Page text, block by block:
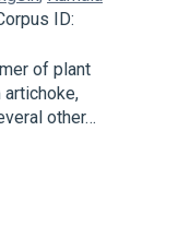
ID:
of plant
other…